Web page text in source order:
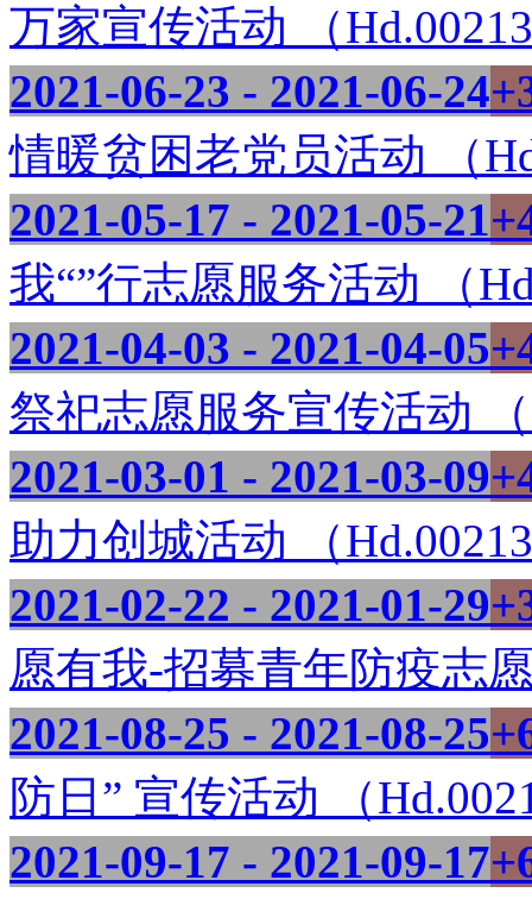
万家宣传活动 （
2021-06-23 - 2021-06-24
情暖贫困老党员活动 （
2021-05-17 - 2021-05-21
我“”行志愿服务活动 （
2021-04-03 - 2021-04-05
祭祀志愿服务宣传活动
2021-03-01 - 2021-03-09
助力创城活动 （
2021-02-22 - 2021-01-29
愿有我-招募青年防疫志
2021-08-25 - 2021-08-25
防日” 宣传活动 （
2021-09-17 - 2021-09-17